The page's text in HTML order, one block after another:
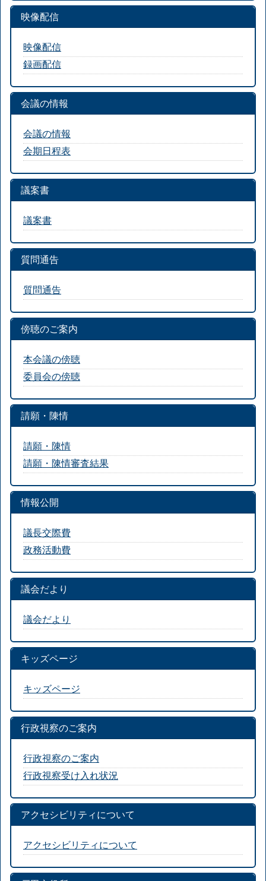
映像配信
映像配信
録画配信
会議の情報
会議の情報
会期日程表
議案書
議案書
質問通告
質問通告
傍聴のご案内
本会議の傍聴
委員会の傍聴
請願・陳情
請願・陳情
請願・陳情審査結果
情報公開
議長交際費
政務活動費
議会だより
議会だより
キッズページ
キッズページ
行政視察のご案内
行政視察のご案内
行政視察受け入れ状況
アクセシビリティについて
アクセシビリティについて